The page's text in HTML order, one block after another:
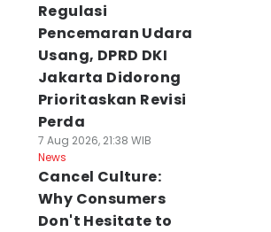
Regulasi
Pencemaran Udara
Usang, DPRD DKI
Jakarta Didorong
Prioritaskan Revisi
Perda
7 Aug 2026, 21:38 WIB
News
Cancel Culture:
Why Consumers
Don't Hesitate to